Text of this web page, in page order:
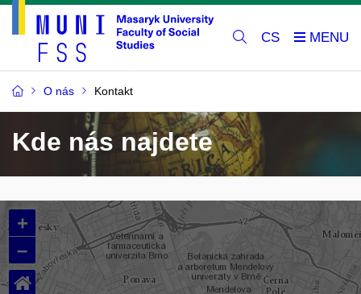
CS
O nás Kontakt
Kde nás najdete
+
–
⌂